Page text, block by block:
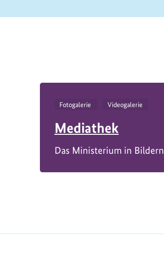
Fotogalerie Videogalerie
Mediathek
Das Ministerium in Bildern